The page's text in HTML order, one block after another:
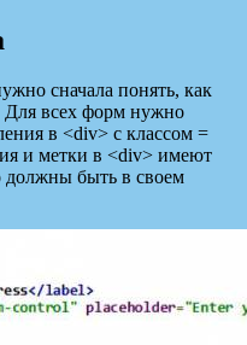
сначала понять, как
Для всех форм нужно
в <div> с классом =
и метки в <div> имеют
должны быть в своем